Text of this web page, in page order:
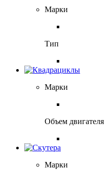
Марки
Тип
Марки
Объем двигателя
Марки